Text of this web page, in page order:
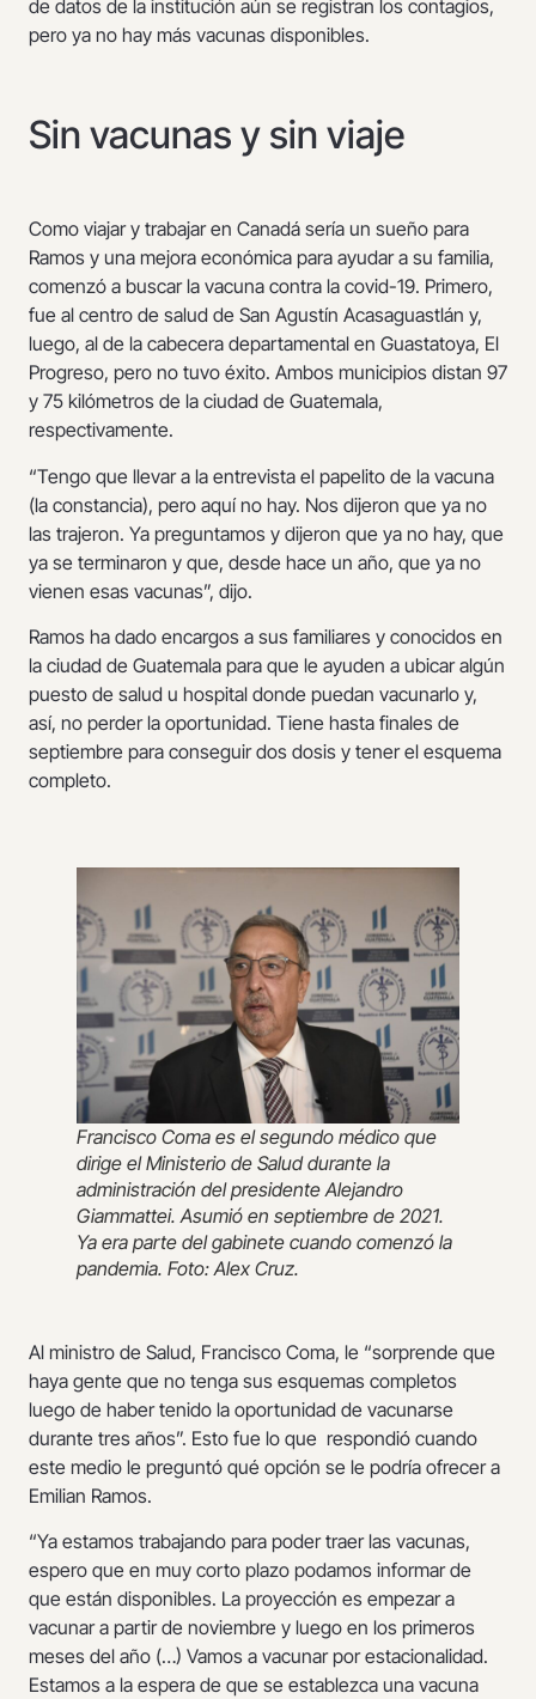
de datos de la institución aún se registran los contagios,
pero ya no hay más vacunas disponibles.
Sin vacunas y sin viaje
Como viajar y trabajar en Canadá sería un sueño para
Ramos y una mejora económica para ayudar a su familia,
comenzó a buscar la vacuna contra la covid-19. Primero,
fue al centro de salud de San Agustín Acasaguastlán y,
luego, al de la cabecera departamental en Guastatoya, El
Progreso, pero no tuvo éxito. Ambos municipios distan 97
y 75 kilómetros de la ciudad de Guatemala,
respectivamente.
“Tengo que llevar a la entrevista el papelito de la vacuna
(la constancia), pero aquí no hay. Nos dijeron que ya no
las trajeron. Ya preguntamos y dijeron que ya no hay, que
ya se terminaron y que, desde hace un año, que ya no
vienen esas vacunas”, dijo.
Ramos ha dado encargos a sus familiares y conocidos en
la ciudad de Guatemala para que le ayuden a ubicar algún
puesto de salud u hospital donde puedan vacunarlo y,
así, no perder la oportunidad. Tiene hasta finales de
septiembre para conseguir dos dosis y tener el esquema
completo.
Francisco Coma es el segundo médico que
dirige el Ministerio de Salud durante la
administración del presidente Alejandro
Giammattei. Asumió en septiembre de 2021.
Ya era parte del gabinete cuando comenzó la
pandemia. Foto: Alex Cruz.
Al ministro de Salud, Francisco Coma, le “sorprende que
haya gente que no tenga sus esquemas completos
luego de haber tenido la oportunidad de vacunarse
durante tres años”. Esto fue lo que respondió cuando
este medio le preguntó qué opción se le podría ofrecer a
Emilian Ramos.
“Ya estamos trabajando para poder traer las vacunas,
espero que en muy corto plazo podamos informar de
que están disponibles. La proyección es empezar a
vacunar a partir de noviembre y luego en los primeros
meses del año (…) Vamos a vacunar por estacionalidad.
Estamos a la espera de que se establezca una vacuna